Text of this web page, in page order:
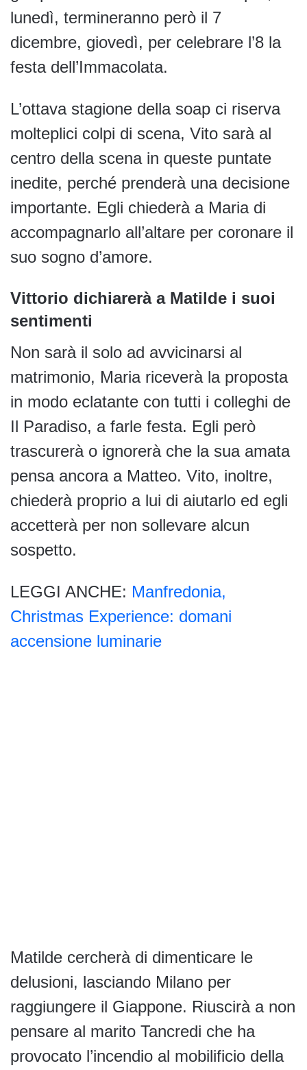
lunedì, termineranno però il 7
dicembre, giovedì, per celebrare l’8 la
festa dell’Immacolata.
L’ottava stagione della soap ci riserva
molteplici colpi di scena, Vito sarà al
centro della scena in queste puntate
inedite, perché prenderà una decisione
importante. Egli chiederà a Maria di
accompagnarlo all’altare per coronare il
suo sogno d’amore.
Vittorio dichiarerà a Matilde i suoi
sentimenti
Non sarà il solo ad avvicinarsi al
matrimonio, Maria riceverà la proposta
in modo eclatante con tutti i colleghi de
Il Paradiso, a farle festa. Egli però
trascurerà o ignorerà che la sua amata
pensa ancora a Matteo. Vito, inoltre,
chiederà proprio a lui di aiutarlo ed egli
accetterà per non sollevare alcun
sospetto.
LEGGI ANCHE: Manfredonia,
Christmas Experience: domani
accensione luminarie
Matilde cercherà di dimenticare le
delusioni, lasciando Milano per
raggiungere il Giappone. Riuscirà a non
pensare al marito Tancredi che ha
provocato l’incendio al mobilificio della